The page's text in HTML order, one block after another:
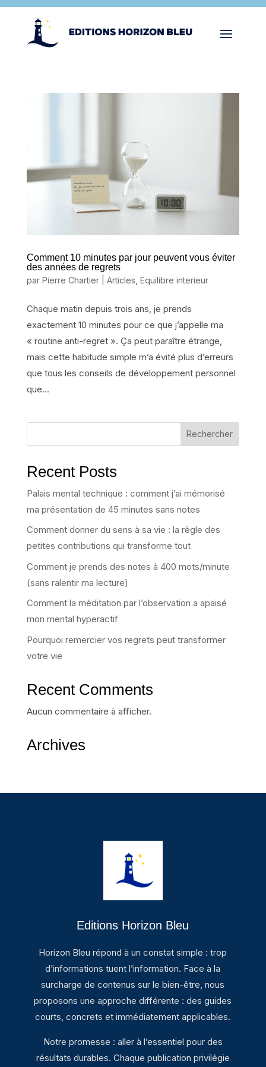
Comment 10 minutes par jour peuvent vous éviter
des années de regrets
par Pierre Chartier| Articles Equilibre interieur
Chaque matin depuis trois ans, je prends
exactement 10 minutes pour ce que j’appelle ma
« routine anti-regret ». Ça peut paraître étrange,
mais cette habitude simple m’a évité plus d’erreurs
que tous les conseils de développement personnel
que...
Rechercher
Recent Posts
Palais mental technique : comment j’ai mémorisé
ma présentation de 45 minutes sans notes
Comment donner du sens à sa vie : la règle des
petites contributions qui transforme tout
Comment je prends des notes à 400 mots/minute
(sans ralentir ma lecture)
Comment la méditation par l’observation a apaisé
mon mental hyperactif
Pourquoi remercier vos regrets peut transformer
votre vie
Recent Comments
Aucun commentaire à afficher.
Archives
Editions Horizon Bleu
Horizon Bleu répond à un constat simple : trop
d’informations tuent l’information. Face à la
surcharge de contenus sur le bien-être, nous
proposons une approche différente : des guides
courts, concrets et immédiatement applicables.
Notre promesse : aller à l’essentiel pour des
résultats durables. Chaque publication privilégie